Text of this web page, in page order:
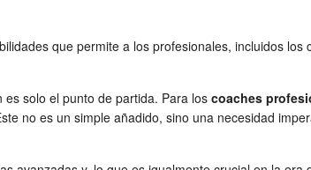
que permite a los profesionales, incluidos los
solo el punto de partida. Para los coaches
no es un simple añadido, sino una necesidad